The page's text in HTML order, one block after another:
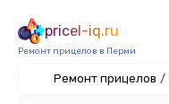
pricel-iq.ru
Ремонт прицелов в Перми
Ремонт прицелов /